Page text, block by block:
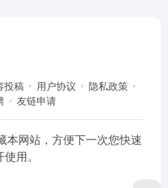
投稿 用户协议
隐私政策
友链申请
本网站，方便下一次您快速
用。